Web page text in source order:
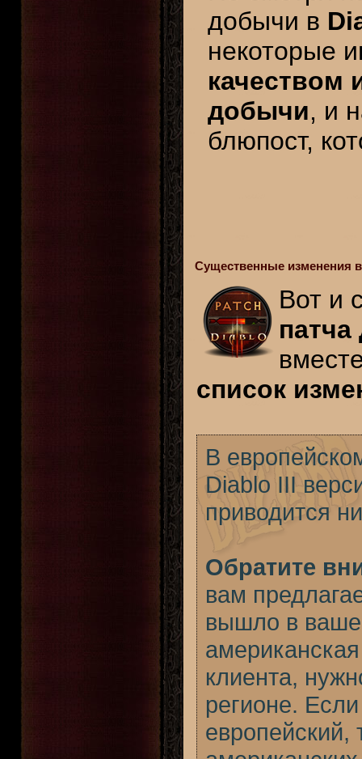
добычи в
некоторые
качеством
добычи, и
блюпост,
Существенные изменения в
Вот и
список
В
Diablo III
приводится
Обратите
вам
вышло в
клиента,
регионе.
европейский,